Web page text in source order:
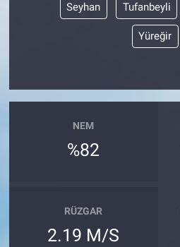
Seyhan Tufanbeyli
Yüreğir
NEM
%82
RÜZGAR
2.19 M/S